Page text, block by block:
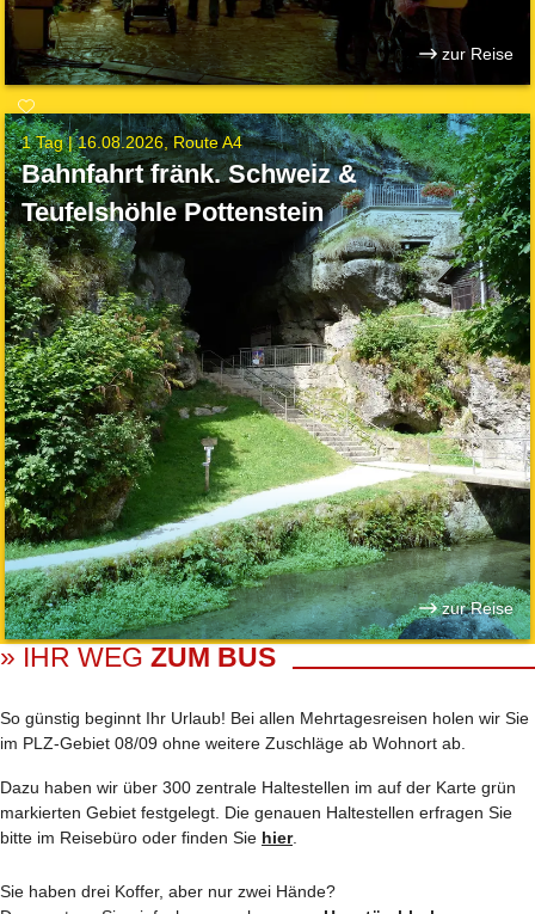
zur Reise
1 Tag |16.08.2026 Route A4
Bahnfahrt fränk. Schweiz &
Teufelshöhle Pottenstein
zur Reise
» IHR WEG ZUM BUS
So günstig beginnt Ihr Urlaub! Bei allen Mehrtages­reisen holen wir Sie
im PLZ-Gebiet 08/09 ohne weitere Zuschläge ab Wohnort ab.
Dazu haben wir über 300 zentrale Haltestellen im auf der Karte grün
markierten Gebiet festgelegt. Die genauen Haltestellen erfragen Sie
bitte im Reisebüro oder finden Sie hier.
Sie haben drei Koffer, aber nur zwei Hände?